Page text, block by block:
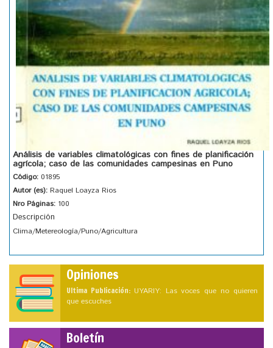
Análisis de variables climatológicas con fines de planificación
agrícola; caso de las comunidades campesinas en Puno
Código: 01895
Autor (es): Raquel Loayza Rios
Nro Páginas: 100
Descripción
Clima/Metereología/Puno/Agricultura
Opiniones
Ultima Publicación: UYARIY: Las voces que no quieren
que escuches
Boletín